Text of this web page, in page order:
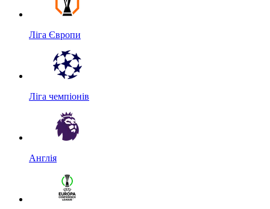
Ліга Європи
Ліга чемпіонів
Англія